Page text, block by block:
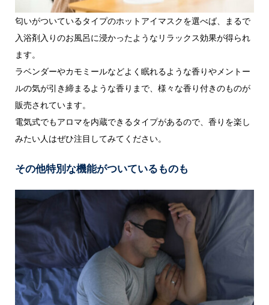
匂いがついているタイプのホットアイマスクを選べば、まるで
入浴剤入りのお風呂に浸かったようなリラックス効果が得られ
ます。
ラベンダーやカモミールなどよく眠れるような香りやメントー
ルの気が引き締まるような香りまで、様々な香り付きのものが
販売されています。
電気式でもアロマを内蔵できるタイプがあるので、香りを楽し
みたい人はぜひ注目してみてください。
その他特別な機能がついているものも